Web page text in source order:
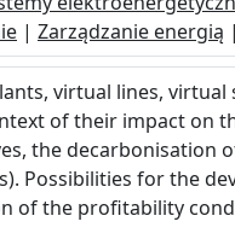
| Zarządzanie energią |
virtual lines,
of their impact on
the decarbonisation
Possibilities for the
of the profitability